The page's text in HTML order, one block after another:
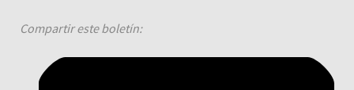
Compartir este boletín: